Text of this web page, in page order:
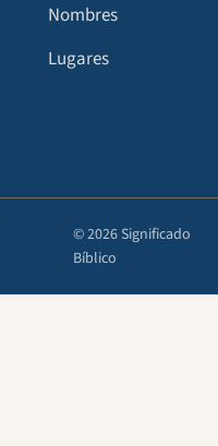
Nombres
Lugares
© 2026 Significado
Bíblico